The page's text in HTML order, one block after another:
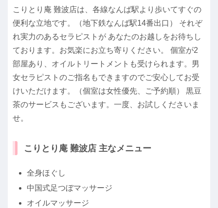
こりとり庵 難波店は、各線なんば駅より歩いてすぐの
便利な立地です。（地下鉄なんば駅14番出口） それぞ
れ実力のあるセラピストが あなたのお越しをお待ちし
ております。お気楽にお立ち寄りください。 個室が2
部屋あり、オイルトリートメントも受けられます。男
女セラピストのご指名もできますのでご安心してお受
けいただけます。（個室は女性優先、ご予約順） 黒豆
茶のサービスもございます。一度、お試しくださいま
せ。
こりとり庵 難波店 主なメニュー
全身ほぐし
中国式足つぼマッサージ
オイルマッサージ